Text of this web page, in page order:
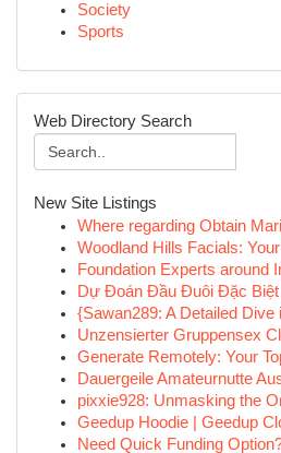
Society
Sports
Web Directory Search
New Site Listings
Where regarding Obtain
Woodland Hills Facials:
Foundation Experts around
Dự Đoán Đầu Đuôi Đặc Biệt
{Sawan289: A Detailed Dive
Unzensierter Gruppensex
Generate Remotely: Your
Dauergeile Amateurnutte
pixxie928: Unmasking the
Geedup Hoodie | Geedup
Need Quick Funding